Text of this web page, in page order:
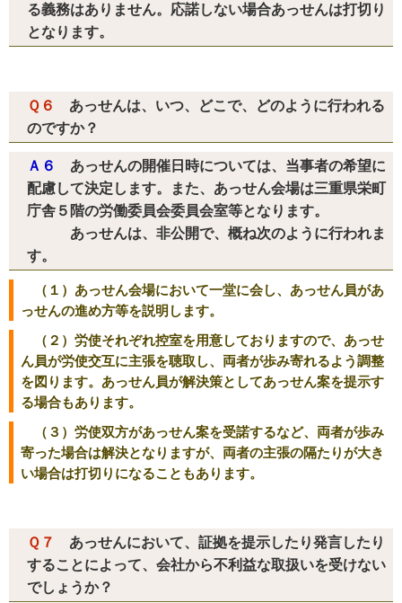
る義務はありません。応諾しない場合あっせんは打切り
となります。
Ｑ６
あっせんは、いつ、どこで、どのように行われる
のですか？
Ａ６
あっせんの開催日時については、当事者の希望に
配慮して決定します。また、あっせん会場は三重県栄町
庁舎５階の労働委員会委員会室等となります。
あっせんは、非公開で、概ね次のように行われま
す。
（１）あっせん会場において一堂に会し、あっせん員があ
っせんの進め方等を説明します。
（２）労使それぞれ控室を用意しておりますので、あっせ
ん員が労使交互に主張を聴取し、両者が歩み寄れるよう調整
を図ります。あっせん員が解決策としてあっせん案を提示す
る場合もあります。
（３）労使双方があっせん案を受諾するなど、両者が歩み
寄った場合は解決となりますが、両者の主張の隔たりが大き
い場合は打切りになることもあります。
Ｑ７
あっせんにおいて、証拠を提示したり発言したり
することによって、会社から不利益な取扱いを受けない
でしょうか？